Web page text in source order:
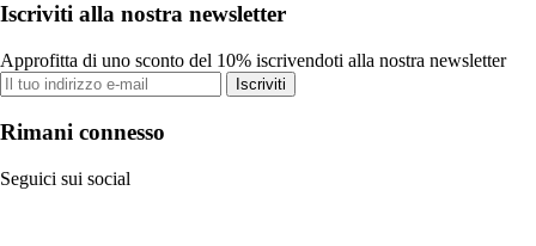
Iscriviti alla nostra newsletter
Approfitta di uno sconto del 10% iscrivendoti alla nostra newsletter
Iscriviti
Rimani connesso
Seguici sui social